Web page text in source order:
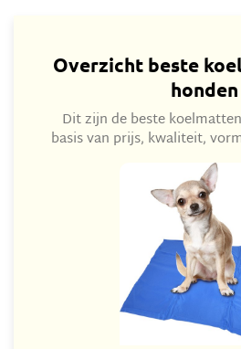
Overzicht beste
honden
Dit zijn de beste
basis van prijs, kwaliteit,